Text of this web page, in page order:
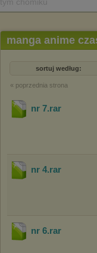
manga anime
sortuj według:
« poprzednia strona
nr 7.rar
nr 4.rar
nr 6.rar